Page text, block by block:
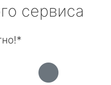
сервиса